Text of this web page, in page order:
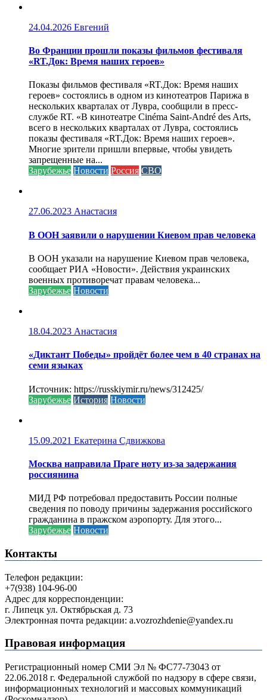
24.04.2026 Евгений
Во Франции прошли показы фильмов фестиваля
«RT.Док: Время наших героев»
Показы фильмов фестиваля «RT.Док: Время наших
героев» состоялись в одном из кинотеатров Парижа в
нескольких кварталах от Лувра, сообщили в пресс-
службе RT. «В кинотеатре Cinéma Saint-André des Arts,
всего в нескольких кварталах от Лувра, состоялись
показы фестиваля «RT.Док: Время наших героев».
Многие зрители пришли впервые, чтобы увидеть
запрещенные на...
Зарубежье Новости Россия СВО
27.06.2023 Анастасия
В ООН заявили о нарушении Киевом прав человека
В ООН указали на нарушение Киевом прав человека,
сообщает РИА «Новости». Действия украинских
военных противоречат правам человека...
Зарубежье Новости
18.04.2023 Анастасия
«Диктант Победы» пройдёт более чем в 40 странах на
семи языках
Источник: https://russkiymir.ru/news/312425/
Зарубежье История Новости
15.09.2021 Екатерина Сдвижкова
Москва направила Праге ноту из-за задержания
россиянина
МИД РФ потребовал предоставить России полные
сведения по поводу причины задержания российского
гражданина в пражском аэропорту. Для этого...
Зарубежье Новости
Контакты
Телефон редакции:
+7(938) 104-96-00
Адрес для корреспонденции:
г. Липецк ул. Октябрьская д. 73
Электронная почта редакции: a.vozrozhdenie@yandex.ru
Правовая информация
Регистрационный номер СМИ Эл № ФС77-73043 от
22.06.2018 г. Федеральной службой по надзору в сфере связи,
информационных технологий и массовых коммуникаций